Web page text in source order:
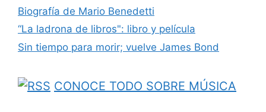
Biografía de Mario Benedetti
“La ladrona de libros": libro y película
Sin tiempo para morir; vuelve James Bond
CONOCE TODO SOBRE MÚSICA